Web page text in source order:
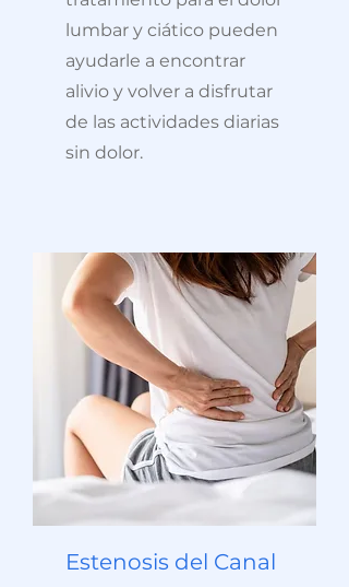
lumbar y ciático pueden
ayudarle a encontrar
alivio y volver a disfrutar
de las actividades diarias
sin dolor.
Estenosis del Canal